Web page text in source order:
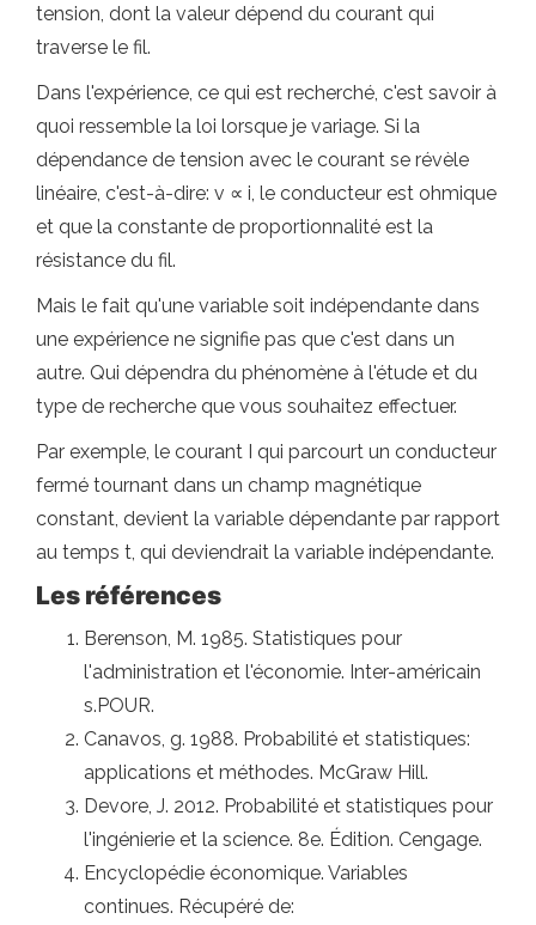
tension, dont la valeur dépend du courant qui
traverse le fil.
Dans l'expérience, ce qui est recherché, c'est savoir à
quoi ressemble la loi lorsque je variage. Si la
dépendance de tension avec le courant se révèle
linéaire, c'est-à-dire: v ∝ i, le conducteur est ohmique
et que la constante de proportionnalité est la
résistance du fil.
Mais le fait qu'une variable soit indépendante dans
une expérience ne signifie pas que c'est dans un
autre. Qui dépendra du phénomène à l'étude et du
type de recherche que vous souhaitez effectuer.
Par exemple, le courant I qui parcourt un conducteur
fermé tournant dans un champ magnétique
constant, devient la variable dépendante par rapport
au temps t, qui deviendrait la variable indépendante.
Les références
Berenson, M. 1985. Statistiques pour
l'administration et l'économie. Inter-américain
s.POUR.
Canavos, g. 1988. Probabilité et statistiques:
applications et méthodes. McGraw Hill.
Devore, J. 2012. Probabilité et statistiques pour
l'ingénierie et la science. 8e. Édition. Cengage.
Encyclopédie économique. Variables
continues. Récupéré de: